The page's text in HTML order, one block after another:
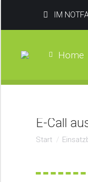
IM
Home
E-Call
Sie befinden
Start